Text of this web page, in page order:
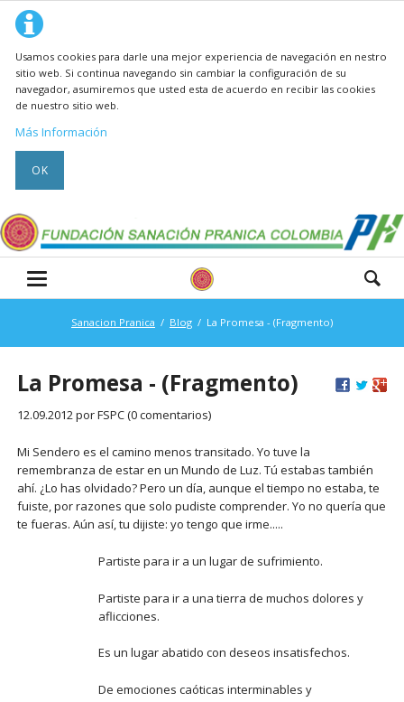
Usamos cookies para darle una mejor experiencia de navegación en nestro
sitio web. Si continua navegando sin cambiar la configuración de su
navegador, asumiremos que usted esta de acuerdo en recibir las cookies
de nuestro sitio web.
Más Información
OK
Sanacion Pranica Blog La Promesa - (Fragmento)
La Promesa - (Fragmento)
12.09.2012por FSPC (0 comentarios)
Mi Sendero es el camino menos transitado. Yo tuve la
remembranza de estar en un Mundo de Luz. Tú estabas también
ahí. ¿Lo has olvidado? Pero un día, aunque el tiempo no estaba, te
fuiste, por razones que solo pudiste comprender. Yo no quería que
te fueras. Aún así, tu dijiste: yo tengo que irme.....
Partiste para ir a un lugar de sufrimiento.
Partiste para ir a una tierra de muchos dolores y
aflicciones.
Es un lugar abatido con deseos insatisfechos.
De emociones caóticas interminables y